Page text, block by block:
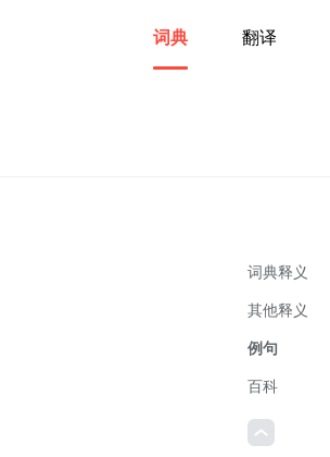
词典 翻译
词典释义
其他释义
例句
百科